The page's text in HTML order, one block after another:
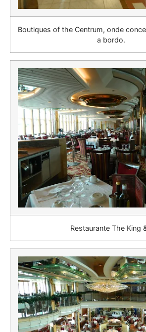
Boutiques of the Centrum, onde
a bordo.
Restaurante The King